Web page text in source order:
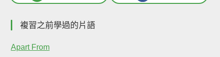
複習之前學過的片語
Apart From